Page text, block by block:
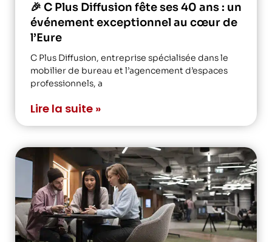
🎉 C Plus Diffusion fête ses 40 ans : un
événement exceptionnel au cœur de
l’Eure
C Plus Diffusion, entreprise spécialisée dans le
mobilier de bureau et l’agencement d’espaces
professionnels, a
Lire la suite »